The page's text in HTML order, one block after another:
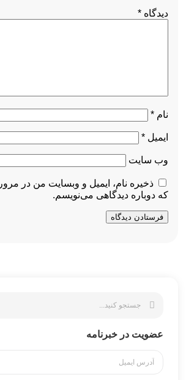
دیدگاه *
نام *
ایمیل *
وب‌ سایت
ذخیره نام، ایمیل و وبسایت من در
که دوباره دیدگاهی می‌نویسم.
عضویت در خبرنامه